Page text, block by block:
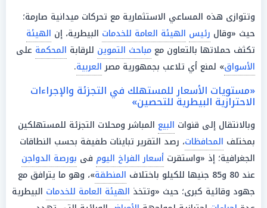
وتتوازى هذه المساعي الاستثمارية مع تحركات ميدانية صارمة؛
حيث «وقال رئيس الهيئة العامة للخدمات البيطرية، إن الهيئة
تكثف حملاتها بالتعاون معمباحث التموين للرقابة المحكمة على
الأسواق» لمنع أي تلاعب بجمهورية مصرالعربية.
«مستويات الأسعار للمستهلك في التجزئة والإجراءات
الاحترازية البيطرية للتحصين»
وبالانتقال إلى قنوات البيع المباشر ومحلات التجزئة للمستهلكين
بمختلف المحافظات، رصد التقرير تباينات طفيفة بحسب النطاقات
الجغرافية؛ إذ «واستقرت أسعار الفراخ اليوم فى بورصة الدواجن
عند 80 و85 جنيها للكيلو باختلاف
المنطقة»، وهو ما يترافق مع
جهود وقائية كبرى؛ حيث «وتتخذ الهيئة العامة للخدمات البيطرية